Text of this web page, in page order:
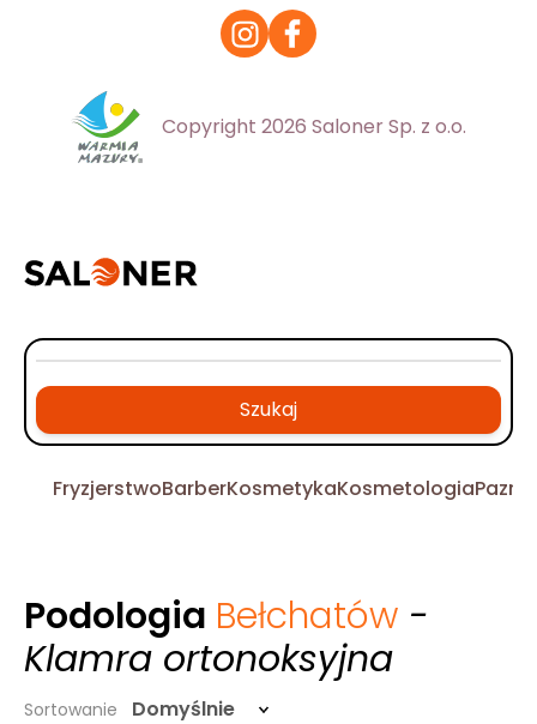
Copyright 2026 Saloner Sp. z o.o.
Szukaj
FryzjerstwoBarberKosmetykaKosmetologia
Podologia Bełchatów -
Klamra ortonoksyjna
Sortowanie Domyślnie